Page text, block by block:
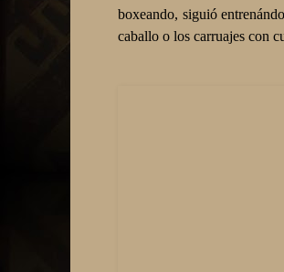
boxeando, siguió
caballo o los carruajes con